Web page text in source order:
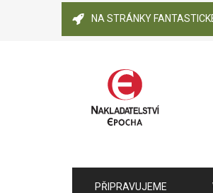
NA STRÁNKY
PŘIPRAVUJEME